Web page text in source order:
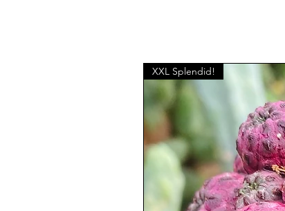
XXL Splendid!